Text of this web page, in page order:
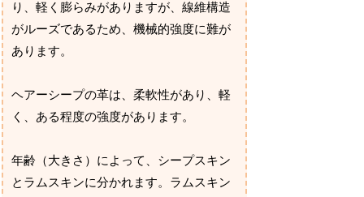
り、軽く膨らみがありますが、線維構造
がルーズであるため、機械的強度に難が
あります。
ヘアーシープの革は、柔軟性があり、軽
く、ある程度の強度があります。
年齢（大きさ）によって、シープスキン
とラムスキンに分かれます。ラムスキン